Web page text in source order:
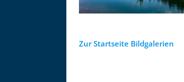
Zur Startseite Bildgalerien